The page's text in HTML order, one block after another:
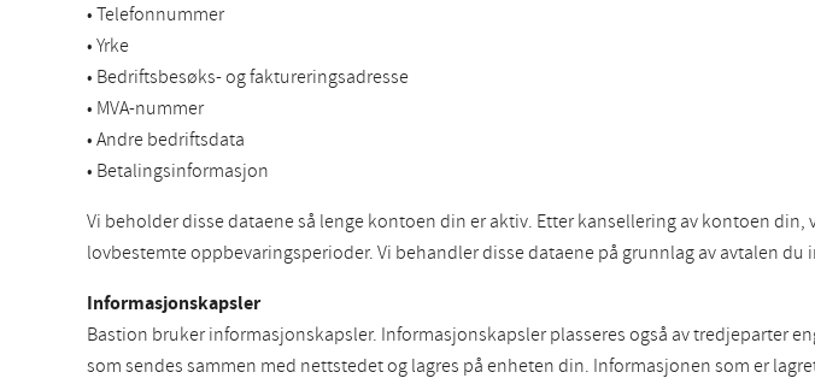
• Telefonnummer
• Yrke
• Bedriftsbesøks- og faktureringsadresse
• MVA-nummer
• Andre bedriftsdata
• Betalingsinformasjon
Vi beholder disse dataene så lenge kontoen din er aktiv. Etter kansellering av kontoen
lovbestemte oppbevaringsperioder. Vi behandler disse dataene på grunnlag av avtalen
Informasjonskapsler
Bastion bruker informasjonskapsler. Informasjonskapsler plasseres også av tredjeparter
som sendes sammen med nettstedet og lagres på enheten din. Informasjonen som er